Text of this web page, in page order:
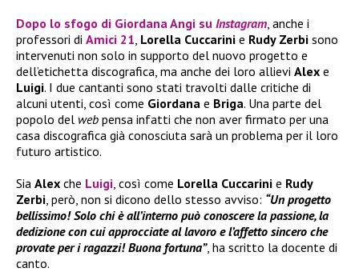
Dopo lo sfogo di Giordana Angi su Instagram , anche i
professori di Amici 21 Lorella Cuccarini e Rudy Zerbi sono
intervenuti non solo in supporto del nuovo progetto e
dell’etichetta discografica, ma anche dei loro allievi Alex e
Luigi. I due cantanti sono stati travolti dalle critiche di
alcuni utenti, così come Giordana e Briga. Una parte del
popolo del web pensa infatti che non aver firmato per una
casa discografica già conosciuta sarà un problema per il loro
futuro artistico.
Sia Alex che Luigi , così come Lorella Cuccarini e Rudy
Zerbi , però, non si dicono dello stesso avviso: “Un progetto
bellissimo! Solo chi è all’interno può conoscere la passione, la
dedizione con cui approcciate al lavoro e l’affetto sincero che
provate per i ragazzi! Buona fortuna”, ha scritto la docente di
canto.